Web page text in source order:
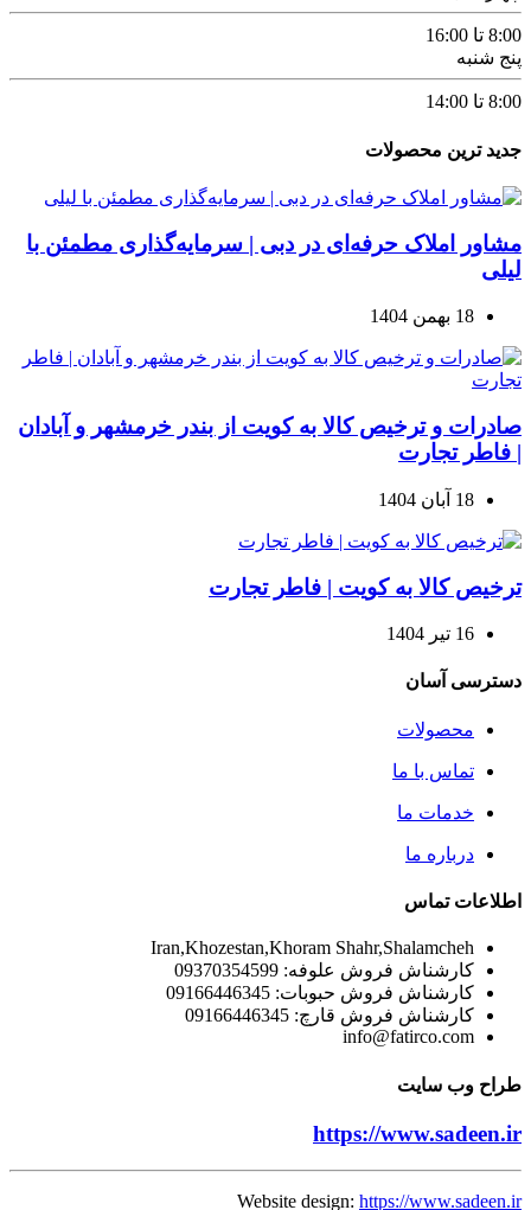
8:00 تا 16:00
پنج شنبه
8:00 تا 14:00
جدید ترین محصولات
مشاور املاک حرفه‌ای در دبی | سرمایه‌گذاری مطمئن با
لیلی
18 بهمن 1404
صادرات و ترخیص کالا به کویت از بندر خرمشهر و آبادان
| فاطر تجارت
18 آبان 1404
ترخیص کالا به کویت | فاطر تجارت
16 تیر 1404
دسترسی آسان
محصولات
تماس با ما
خدمات ما
درباره ما
اطلاعات تماس
Iran,Khozestan,Khoram Shahr,Shalamcheh
کارشناش فروش علوفه: 09370354599
کارشناش فروش حبوبات: 09166446345
کارشناش فروش قارچ: 09166446345
info@fatirco.com
طراح وب سایت
https://www.sadeen.ir
Website design: https://www.sadeen.ir